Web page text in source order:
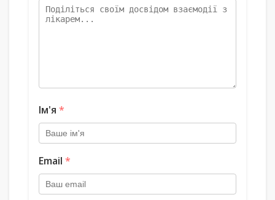
Ім'я *
Email *